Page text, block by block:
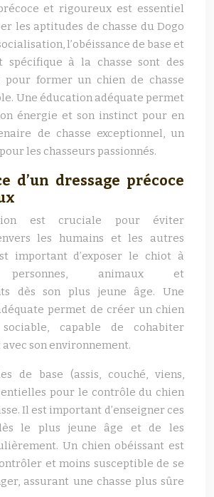
et rigoureux est essentiel
les aptitudes de chasse du Dogo
l’obéissance de base et
spécifique à la chasse sont des
pour former un chien de chasse
Une éducation adéquate permet
énergie et son instinct pour en
de chasse exceptionnel, un
les chasseurs passionnés.
d’un dressage précoce
est cruciale pour éviter
les humains et les autres
important d’exposer le chiot à
personnes, animaux et
dès son plus jeune âge. Une
permet de créer un chien
capable de cohabiter
son environnement.
de base (assis, couché, viens,
pour le contrôle du chien
Il est important d’enseigner ces
le plus jeune âge et de les
Un chien obéissant est
et moins susceptible de se
assurant une chasse plus sûre